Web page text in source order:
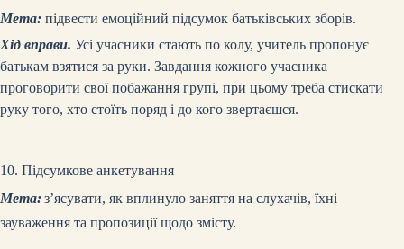
Мета: підвести емоційний підсумок батьківських зборів.
Хід вправи. Усі учасники стають по колу, учитель пропонує
батькам взятися за руки. Завдання кожного учасника
проговорити свої побажання групі, при цьому треба стискати
руку того, хто стоїть поряд і до кого звертаєшся.
10. Підсумкове анкетування
Мета:з’ясувати, як вплинуло заняття на слухачів, їхні
зауваження та пропозиції щодо змісту.